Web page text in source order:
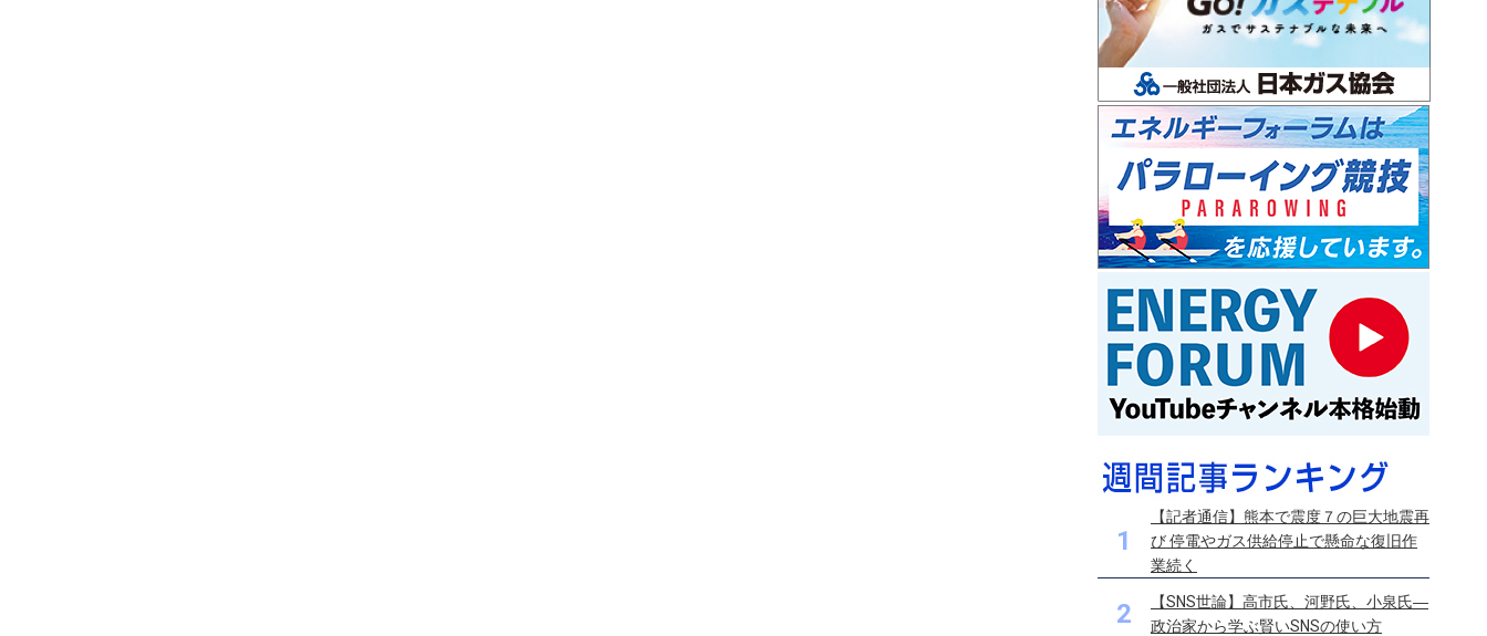
1
【記者通信】熊本で震度７の巨大地震再
び 停電やガス供給停止で懸命な復旧作
業続く
2
【SNS世論】高市氏、河野氏、小泉氏―
政治家から学ぶ賢いSNSの使い方